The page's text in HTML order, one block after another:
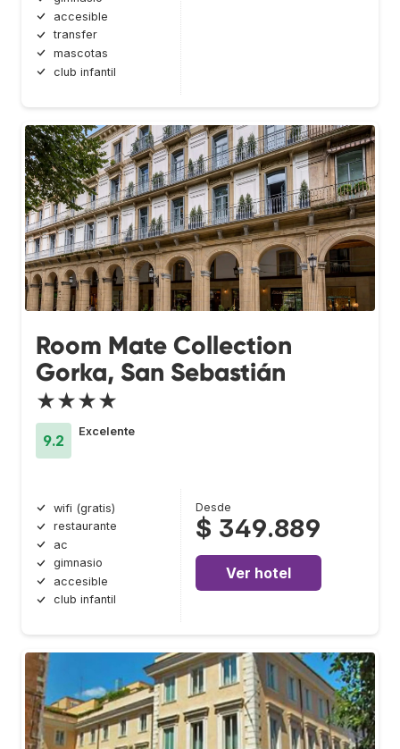
accesible
transfer
mascotas
club infantil
Room Mate Collection
Gorka, San Sebastián
★★★★
9.2
Excelente
wifi (gratis)
restaurante
ac
gimnasio
accesible
club infantil
Desde
$ 349.889
Ver hotel